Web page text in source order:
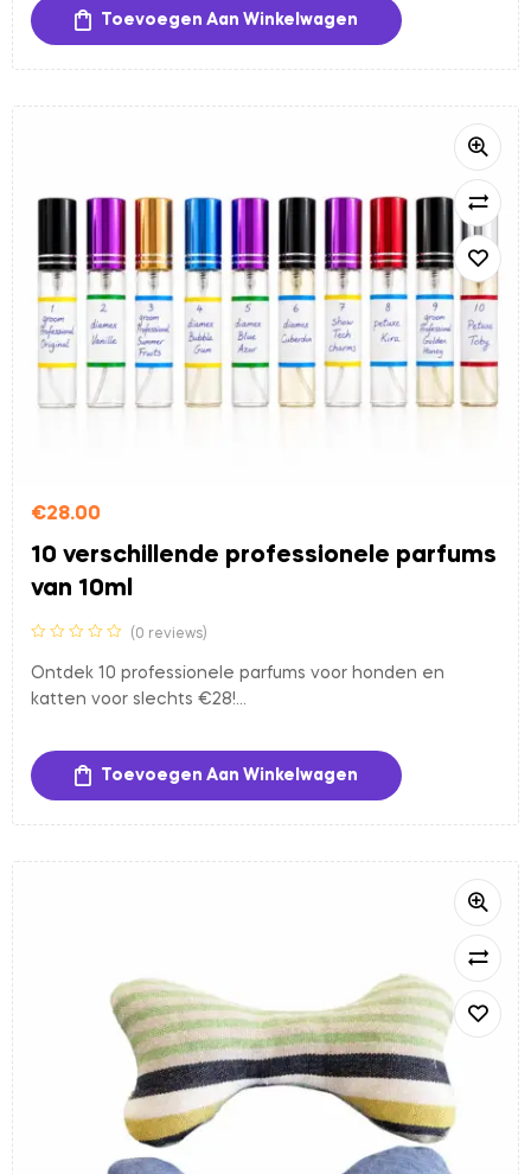
professionele parfums van topmerken, samen goed
voor 50 ml geurplezier. Ideaal om verschillende geuren
uit te testen en uw favorieten te ontdekken.
✔ Slechts €15
Voorkeuren mogen altijd doorgegeven worden. Wij
proberen hier zoveel mogelijk rekening mee te houden,
maar kunnen dit niet altijd garanderen. Artero parfums
zijn niet beschikbaar in deze set.
Toevoegen Aan Winkelwagen
€28.00
10 verschillende professionele parfums
van 10ml
(0 reviews)
Ontdek 10 professionele parfums voor honden en
katten voor slechts €28!
is deze set perfect voor u. U ontvangt 10 verschillende
professionele parfums van topmerken, samen goed
voor 100 ml geurplezier. Ideaal om verschillende geuren
uit te testen en uw favorieten te ontdekken.
Voorkeuren mogen altijd doorgegeven worden. Wij
proberen hier zoveel mogelijk rekening mee te houden,
maar kunnen dit niet altijd garanderen. Artero parfums
zijn niet beschikbaar in deze set.
Toevoegen Aan Winkelwagen